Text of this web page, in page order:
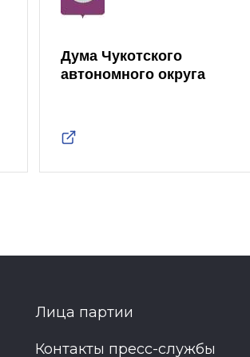
Дума Чукотского
автономного округа
Лица партии
Контакты пресс-службы